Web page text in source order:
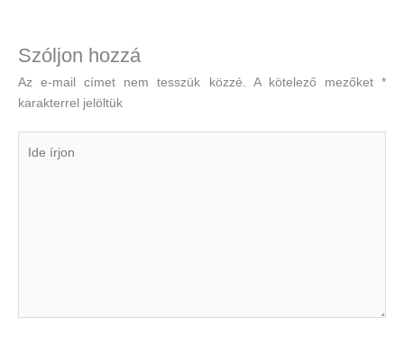
Szóljon hozzá
Az e-mail címet nem tesszük közzé. A kötelező mezőket*
karakterrel jelöltük